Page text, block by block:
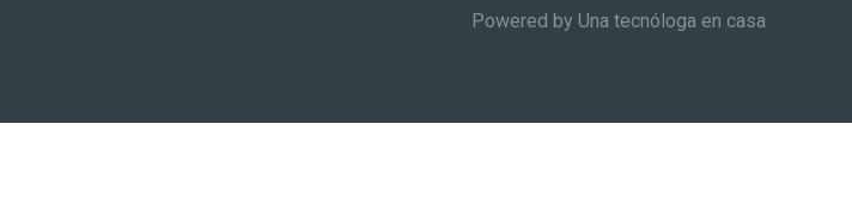
Powered by Una tecnóloga en casa